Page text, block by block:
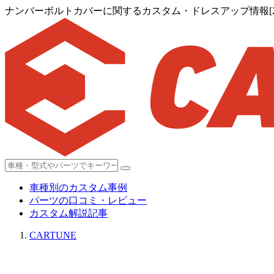
ナンバーボルトカバーに関するカスタム・ドレスアップ情報
車種別のカスタム事例
パーツの口コミ・レビュー
カスタム解説記事
CARTUNE